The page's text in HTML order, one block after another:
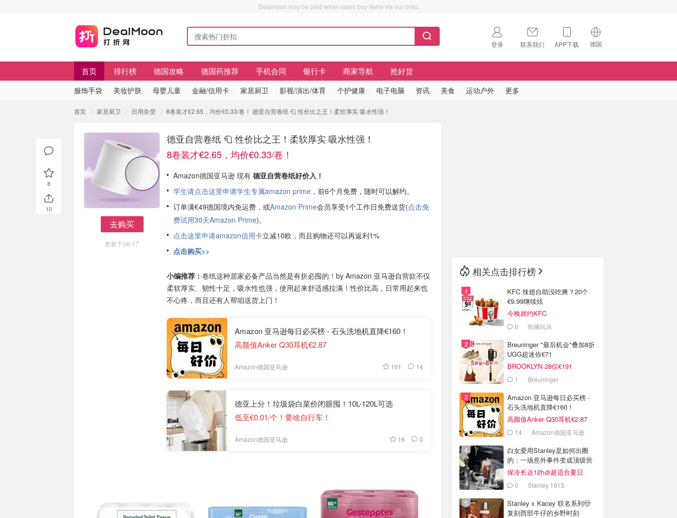
Dealmoon may be paid when users buy items via our links.
登录 联系我们 APP下载 德国
🇺🇸
首页 排行榜 德国攻略 德国药推荐 手机合同 银行卡 商家导航 抢好货
服饰手袋 美妆护肤 母婴儿童 金融/信用卡 家居厨卫 影视/演出/体育 个护健康 电子电脑 资讯 美食 运动户外 更多
首页 家居厨卫 日用杂货 8卷装才€2.65，均价€0.33/卷！ 德亚自营卷纸 🧻 性价比之王！柔软厚实 吸水性强！
去购买
更新于06-17
德亚自营卷纸 🧻 性价比之王！柔软厚实 吸水性强！
8卷装才€2.65，均价€0.33/卷！
Amazon德国亚马逊 现有 德亚自营卷纸好价入！
学生请点击这里申请学生专属amazon prime ，前6个月免费，随时可以解约。
订单满€49德国境内免运费，或Amazon Prime会员享受1个工作日免费送货(点击免
费试用30天Amazon Prime)。
点击这里申请amazon信用卡立减10欧，而且购物还可以再返利1%
点击购买>>
小编推荐： 卷纸这种居家必备产品当然是有折必囤的！by Amazon 亚马逊自营款不仅
柔软厚实、韧性十足，吸水性也强，使用起来舒适感拉满！性价比高，日常用起来也
不心疼，而且还有人帮咱送货上门！
Amazon 亚马逊每日必买榜 - 石头洗地机直降€160！
高颜值Anker Q30耳机€2.87
Amazon德国亚马逊 161 14
德亚上分！垃圾袋白菜价闭眼囤！10L-120L可选
低至€0.01/个！要啥自行车！
Amazon德国亚马逊 16 0
8
10
相关点击排行榜
KFC 辣翅自助没吃爽？20个
€9.99继续炫
今晚就约KFC
0 吃喝玩乐
Breuninger "最后机会"叠加8折
UGG超迷你€71
BROOKLYN 28仅€191
1 Breuninger
Amazon 亚马逊每日必买榜 -
石头洗地机直降€160！
高颜值Anker Q30耳机€2.87
14 Amazon德国亚马逊
白女爱用Stanley是如何出圈
的：一场意外事件变成顶级营
销案例
保冷长达12h🧊超适合夏日
0 Stanley 1913
Stanley x Kacey 联名系列🤠
复刻西部牛仔的乡野时刻